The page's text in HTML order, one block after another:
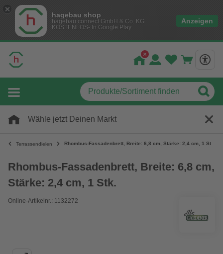
hagebau shop
hagebau connect GmbH & Co. KG
KOSTENLOS- In Google Play
Anzeigen
Wähle jetzt Deinen Markt
Terrassendielen Rhombus-Fassadenbrett, Breite: 6,8 cm, Stärke: 2,4 cm, 1 Stk.
Rhombus-Fassadenbrett, Breite: 6,8 cm,
Stärke: 2,4 cm, 1 Stk.
Online-Artikelnr.: 1132272